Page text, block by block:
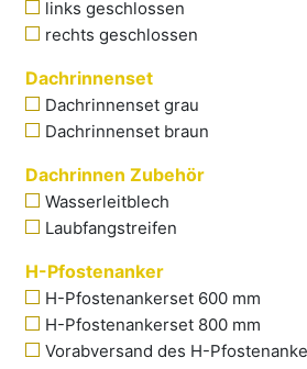
links geschlossen
rechts geschlossen
Dachrinnenset
Dachrinnenset grau
Dachrinnenset braun
Dachrinnen Zubehör
Wasserleitblech
Laubfangstreifen
H-Pfostenanker
H-Pfostenankerset 600 mm
H-Pfostenankerset 800 mm
Vorabversand des H-